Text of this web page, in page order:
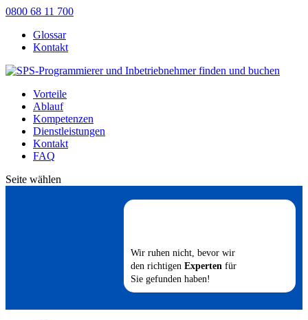
0800 68 11 700
Glossar
Kontakt
Vorteile
Ablauf
Kompetenzen
Dienstleistungen
Kontakt
FAQ
Seite wählen
Wir ruhen nicht, bevor wir
den richtigen Experten für
Sie gefunden haben!